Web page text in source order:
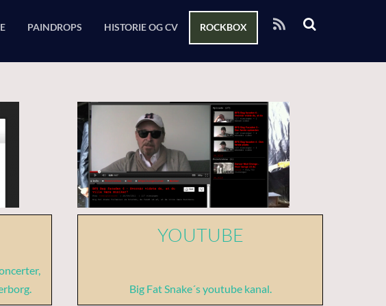
PAINDROPS HISTORIE OG CV ROCKBOX
YOUTUBE
Big Fat Snake´s youtube kanal.